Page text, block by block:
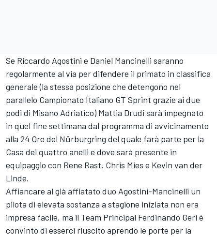
Se Riccardo Agostini e Daniel Mancinelli saranno
regolarmente al via per difendere il primato in classifica
generale (la stessa posizione che detengono nel
parallelo Campionato Italiano GT Sprint grazie ai due
podi di Misano Adriatico) Mattia Drudi sarà impegnato
in quel fine settimana dal programma di avvicinamento
alla 24 Ore del Nürburgring del quale farà parte per la
Casa dei quattro anelli e dove sarà presente in
equipaggio con Rene Rast, Chris Mies e Kevin van der
Linde.
Affiancare al già affiatato duo Agostini-Mancinelli un
pilota di elevata sostanza a stagione iniziata non era
impresa facile, ma il Team Principal Ferdinando Geri è
convinto di esserci riuscito aprendo le porte per la